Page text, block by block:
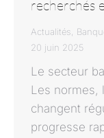
recherchés
Actualités
20 juin 2025
Le secteur
Les normes,
changent
progresse